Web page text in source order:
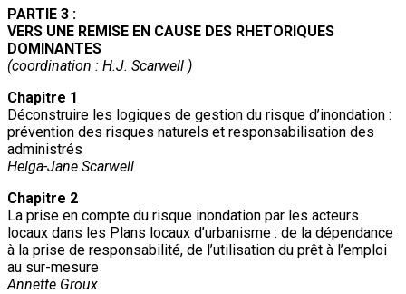
PARTIE 3 :
VERS UNE REMISE EN CAUSE DES RHETORIQUES
DOMINANTES
(coordination : H.J. Scarwell )
Chapitre 1
Déconstruire les logiques de gestion du risque d’inondation :
prévention des risques naturels et responsabilisation des
administrés
Helga-Jane Scarwell
Chapitre 2
La prise en compte du risque inondation par les acteurs
locaux dans les Plans locaux d’urbanisme : de la dépendance
à la prise de responsabilité, de l’utilisation du prêt à l’emploi
au sur-mesure
Annette Groux